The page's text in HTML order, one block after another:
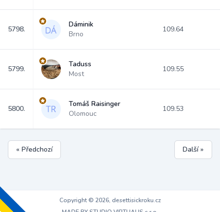
5798.
Dáminik
Brno
109.64
5799.
Taduss
Most
109.55
5800.
Tomáš Raisinger
Olomouc
109.53
« Předchozí Další »
Copyright © 2026, desettisickroku.cz